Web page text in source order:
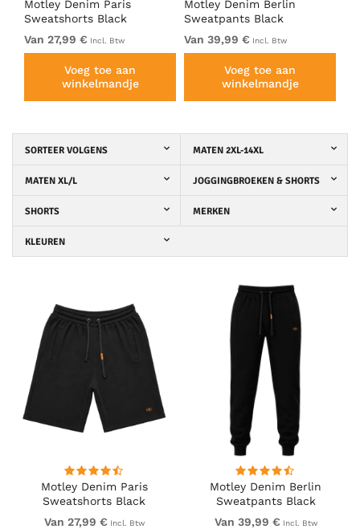
Motley Denim Paris
Sweatshorts Black
Van 27,99 € Incl. Btw
Voeg toe aan
winkelmandje
Motley Denim Berlin
Sweatpants Black
Van 39,99 € Incl. Btw
Voeg toe aan
winkelmandje
SORTEER VOLGENS MATEN 2XL-14XL
MATEN XL/L JOGGINGBROEKEN & SHORTS
SHORTS MERKEN
KLEUREN
Motley Denim Paris
Sweatshorts Black
Van 27,99 € Incl. Btw
Motley Denim Berlin
Sweatpants Black
Van 39,99 € Incl. Btw